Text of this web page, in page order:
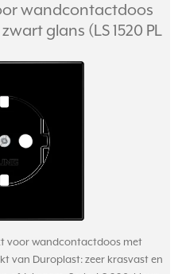
wandcontactdoos
glans (LS 1520 PL
voor wandcontactdoos met
van Duroplast: zeer krasvast en